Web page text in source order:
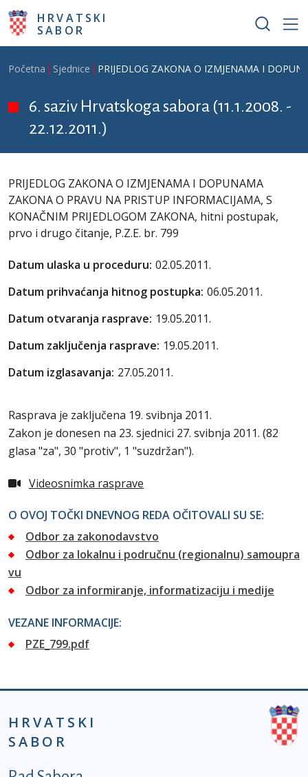
Skoči na glavni sadržaj
HRVATSKI
SABOR
Breadcrumb
Početna Sjednice PRIJEDLOG ZAKONA O IZMJENAMA I
6. saziv Hrvatskoga sabora (11.1.2008. -
22.12.2011.)
PRIJEDLOG ZAKONA O IZMJENAMA I DOPUNAMA
ZAKONA O PRAVU NA PRISTUP INFORMACIJAMA, S
KONAČNIM PRIJEDLOGOM ZAKONA, hitni postupak,
prvo i drugo čitanje, P.Z.E. br. 799
Datum ulaska u proceduru: 02.05.2011.
Datum prihvaćanja hitnog postupka: 06.05.2011.
Datum otvaranja rasprave: 19.05.2011.
Datum zaključenja rasprave: 19.05.2011.
Datum izglasavanja: 27.05.2011.
Rasprava je zaključena 19. svibnja 2011.
Zakon je donesen na 23. sjednici 27. svibnja 2011. (82
glasa "za", 30 "protiv", 1 "suzdržan").
Videosnimka rasprave
O OVOJ TOČKI DNEVNOG REDA OČITOVALI SU SE:
Odbor za zakonodavstvo
Odbor za lokalnu i područnu (regionalnu) samoupra
vu
Odbor za informiranje, informatizaciju i medije
VEZANE INFORMACIJE:
PZE_799.pdf
HRVATSKI
SABOR